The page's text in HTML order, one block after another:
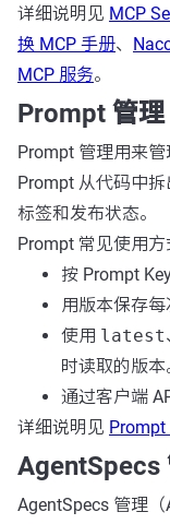
详细说明见 MCP
换 MCP 手册、
MCP 服务。
Prompt 管理
Prompt 管理用来
Prompt 从代码中
标签和发布状态。
Prompt 常见使用方
按 Prompt
用版本保存每
使用 latest
时读取的版本
通过客户端
详细说明见
AgentSpecs
AgentSpecs 管理